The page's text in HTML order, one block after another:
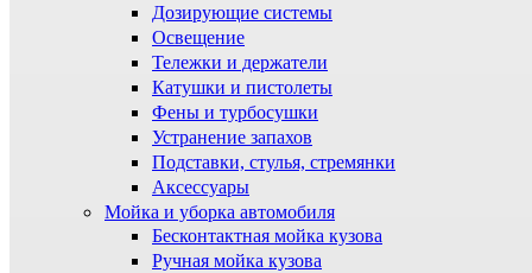
Дозирующие системы
Освещение
Тележки и держатели
Катушки и пистолеты
Фены и турбосушки
Устранение запахов
Подставки, стулья, стремянки
Аксессуары
Мойка и уборка автомобиля
Бесконтактная мойка кузова
Ручная мойка кузова